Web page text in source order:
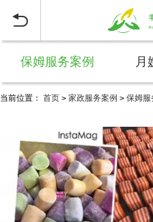

保姆服务案例 月
当前位置： 首页 > 家政服务案例 > 保姆服